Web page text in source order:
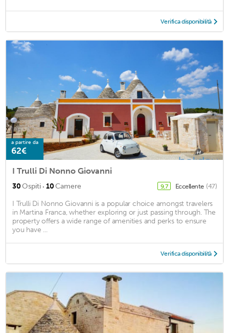
Verifica disponibilità
a partire da
62€
I Trulli Di Nonno Giovanni
30Ospiti · 10Camere 9,7 Eccellente (47)
I Trulli Di Nonno Giovanni is a popular choice amongst travelers
in Martina Franca, whether exploring or just passing through. The
property offers a wide range of amenities and perks to ensure
you have ...
Verifica disponibilità